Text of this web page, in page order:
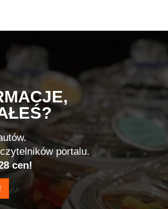
portalu.
cen!